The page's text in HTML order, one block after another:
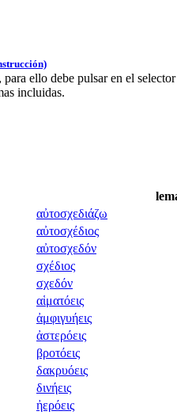
ello debe pulsar en el
incluidas.
αὐτοσχεδιάζω
αὐτοσχέδιος
αὐτοσχεδόν
σχέδιος
σχεδόν
αἱματόεις
ἀμφιγυήεις
ἀστερόεις
βροτόεις
δακρυόεις
δινήεις
ἠερόεις